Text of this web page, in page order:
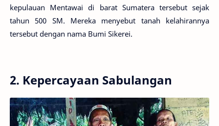
kepulauan Mentawai di barat Sumatera tersebut sejak
tahun 500 SM. Mereka menyebut tanah kelahirannya
tersebut dengan nama Bumi Sikerei.
2. Kepercayaan Sabulangan